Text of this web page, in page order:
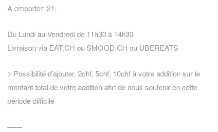
A emporter: 21.-
Du Lundi au Vendredi de 11h30 à 14h30
Livraison via EAT.CH ou SMOOD.CH ou UBEREATS
> Possibilité d’ajouter, 2chf, 5chf, 10chf à votre addition sur le
montant total de votre addition afin de nous soutenir en cette
période difficile
——